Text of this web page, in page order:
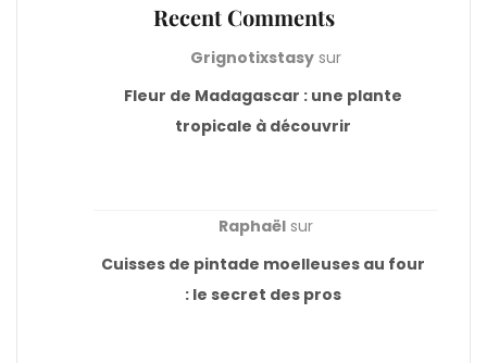
Recent Comments
Grignotixstasysur
Fleur de Madagascar : une plante
tropicale à découvrir
Raphaëlsur
Cuisses de pintade moelleuses au four
: le secret des pros